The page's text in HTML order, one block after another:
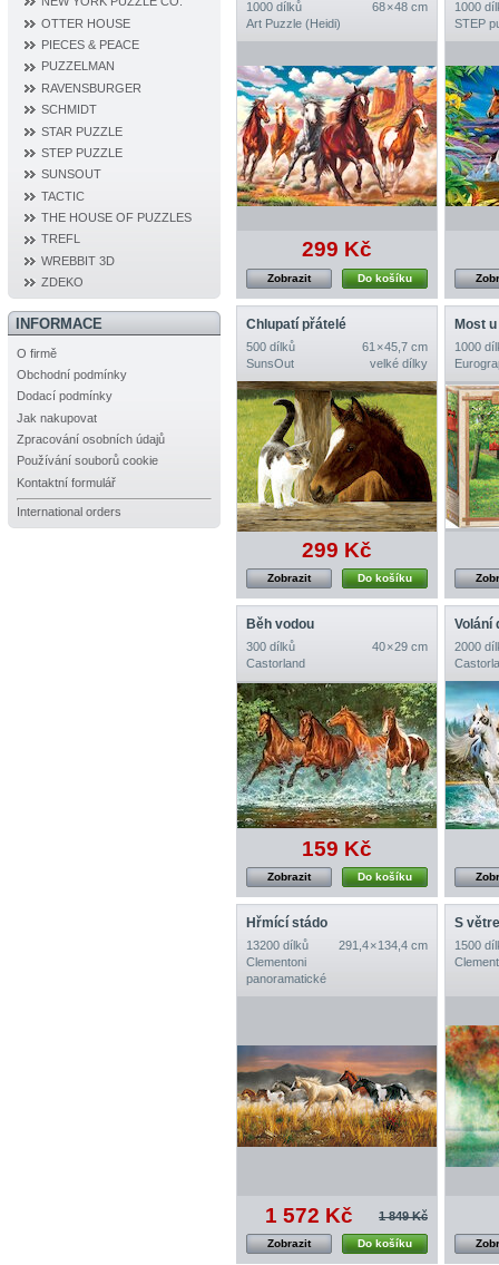
OTTER HOUSE
PIECES & PEACE
PUZZELMAN
RAVENSBURGER
SCHMIDT
STAR PUZZLE
STEP PUZZLE
SUNSOUT
TACTIC
THE HOUSE OF PUZZLES
TREFL
WREBBIT 3D
ZDEKO
INFORMACE
O firmě
Obchodní podmínky
Dodací podmínky
Jak nakupovat
Zpracování osobních údajů
Používání souborů cookie
Kontaktní formulář
International orders
1000 dílků
68 × 48 cm
Art Puzzle (Heidi)
299 Kč
Do košíku
Zobrazit
1000
STEP
Chlupatí přátelé
500 dílků
61 × 45,7 cm
SunsOut
velké dílky
299 Kč
Do košíku
Zobrazit
Most
1000
Běh vodou
300 dílků
40 × 29 cm
Castorland
159 Kč
Do košíku
Zobrazit
Volání
2000
Hřmící stádo
13200 dílků
291,4 × 134,4 cm
Clementoni
panoramatické
1 572 Kč 1 849 Kč
Do košíku
Zobrazit
S
1500